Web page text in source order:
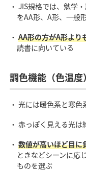
・ JIS規格では、勉学
をAA形、A形、一般
・ AA形の方がA形より
読書に向いている
調色機能（色温度
・ 光には暖色系と寒色
・ 赤っぽく見える光
・ 数値が高いほど目に
ときなどシーンに応
ものを選ぶ